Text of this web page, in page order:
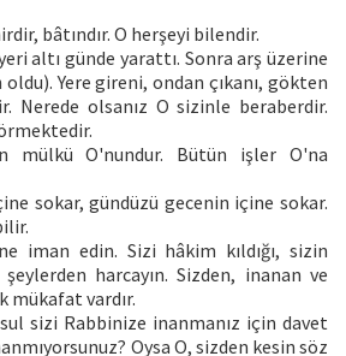
bâtındır. O herşeyi bilendir.
altı günde yarattı. Sonra arş üzerine
Yere gireni, ondan çıkanı, gökten
Nerede olsanız O sizinle beraberdir.
mülkü O'nundur. Bütün işler O'na
sokar, gündüzü gecenin içine sokar.
iman edin. Sizi hâkim kıldığı, sizin
harcayın. Sizden, inanan ve
mükafat vardır.
sizi Rabbinize inanmanız için davet
Oysa O, sizden kesin söz